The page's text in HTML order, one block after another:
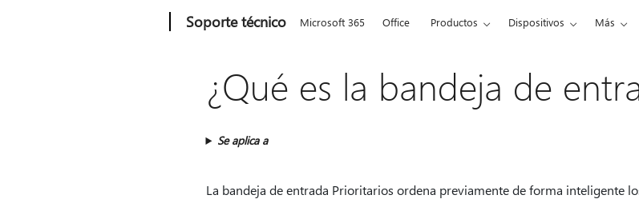
Soporte técnico Microsoft 365 Office Productos Dispositivos Más
¿Qué es la bandeja de
Se aplica a
La bandeja de entrada Prioritarios ordena previamente de forma inteligente